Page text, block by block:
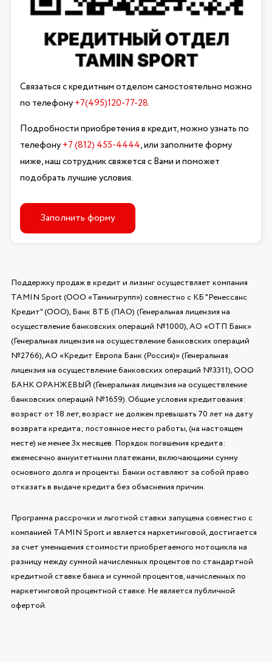
Связаться с кредитным отделом самостоятельно можно
по телефону+7(495)120-77-28.
Подробности приобретения в кредит, можно узнать по
телефону+7 (812) 455-4444, или заполните форму
ниже, наш сотрудник свяжется с Вами и поможет
подобрать лучшие условия.
Заполнить форму
Поддержку продаж в кредит и лизинг осуществляет компания
TAMIN Sport (ООО «Тамингрупп») совместно с КБ "Ренессанс
Кредит" (ООО), Банк ВТБ (ПАО) (Генеральная лицензия на
осуществление банковских операций №1000), АО «ОТП Банк»
(Генеральная лицензия на осуществление банковских операций
№2766), АО «Кредит Европа Банк (Россия)» (Генеральная
лицензия на осуществление банковских операций №3311), ООО
БАНК ОРАНЖЕВЫЙ (Генеральная лицензия на осуществление
банковских операций №1659). Общие условия кредитования:
возраст от 18 лет, возраст не должен превышать 70 лет на дату
возврата кредита; постоянное место работы, (на настоящем
месте) не менее 3х месяцев. Порядок погашения кредита:
ежемесячно аннуитетными платежами, включающими сумму
основного долга и проценты. Банки оставляют за собой право
отказать в выдаче кредита без объяснения причин.
Программа рассрочки и льготной ставки запущена совместно с
компанией TAMIN Sport и является маркетинговой, достигается
за счет уменьшения стоимости приобретаемого мотоцикла на
разницу между суммой начисленных процентов по стандартной
кредитной ставке банка и суммой процентов, начисленных по
маркетинговой процентной ставке. Не является публичной
офертой.